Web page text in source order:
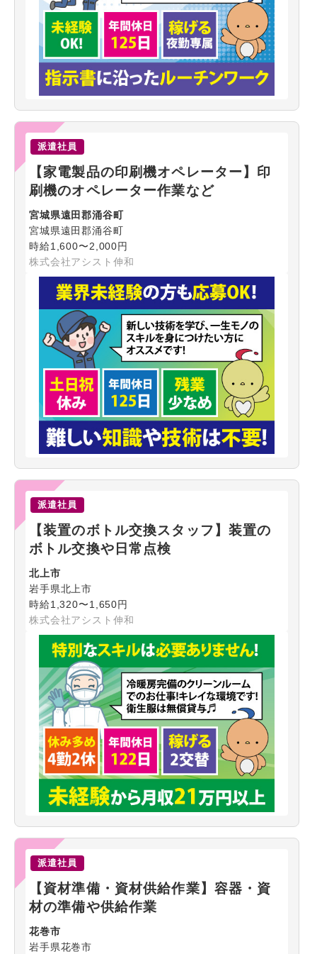
派遣社員
【家電製品の印刷機オペレーター】印
刷機のオペレーター作業など
宮城県遠田郡涌谷町
宮城県遠田郡涌谷町
時給1,600〜2,000円
株式会社アシスト伸和
派遣社員
【装置のボトル交換スタッフ】装置の
ボトル交換や日常点検
北上市
岩手県北上市
時給1,320〜1,650円
株式会社アシスト伸和
派遣社員
【資材準備・資材供給作業】容器・資
材の準備や供給作業
花巻市
岩手県花巻市